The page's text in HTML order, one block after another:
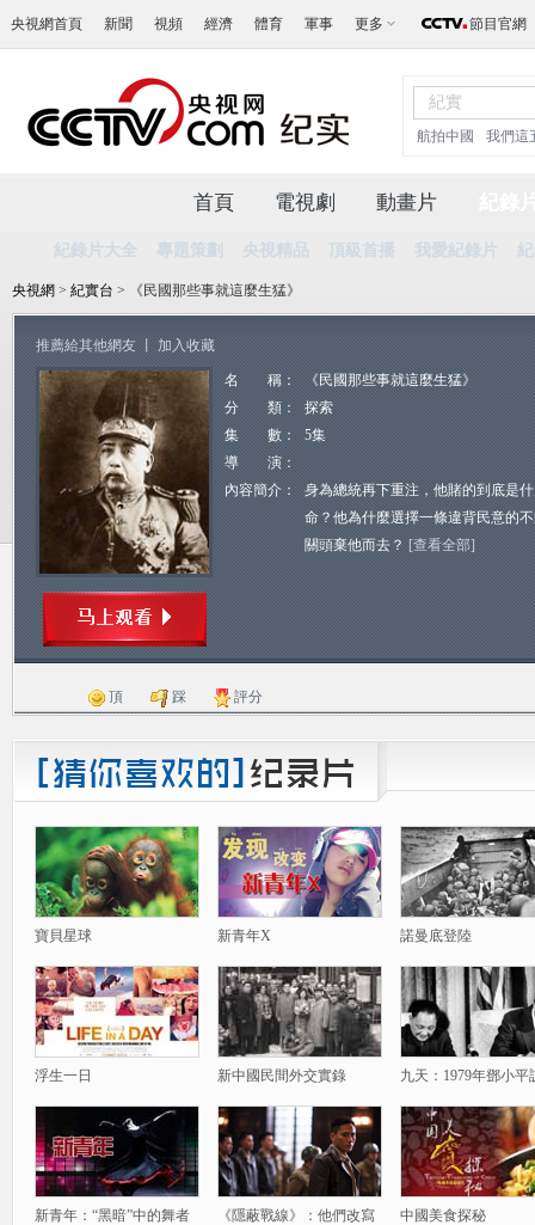
央視網首頁 新聞 視頻 經濟 體育 軍事 更多 節目官網
航拍中國 我們這
首頁 電視劇 動畫片
紀錄片大全 專題策劃 央視精品 頂級首播 我愛紀錄片
央視網 > 紀實台 > 《民國那些事就這麼生猛》
推薦給其他網友 加入收藏
名 稱：
《民國那些事就這麼生猛》
分 類：
探索
集 數：
5集
導 演：
內容簡介：
身為總統再下重注，他賭的到底是
命？他為什麼選擇一條違背民意的
關頭棄他而去？ [查看全部]
頂 踩 評分
寶貝星球 新青年X 諾曼底登陸
浮生一日 新中國民間外交實錄 九天：1979年鄧小平
新青年：“黑暗”中的舞者
《隱蔽戰線》：他們改寫
中國美食探秘